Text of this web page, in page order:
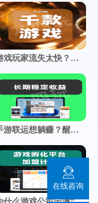
游戏玩家流失太快？这5个运营妙招，让留存率飙升！
手游联运想躺赚？醒醒！这几个运营细节，才是决定你收入的分水岭
在线咨询